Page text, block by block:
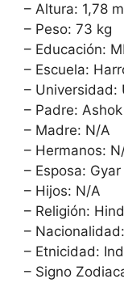
– Altura: 1,78 m
– Peso: 73 kg
– Educación:
– Escuela:
– Universidad:
– Padre:
– Madre: N/A
– Hermanos:
– Esposa: Gyar
– Hijos: N/A
– Religión:
–
– Etnicidad:
– Signo